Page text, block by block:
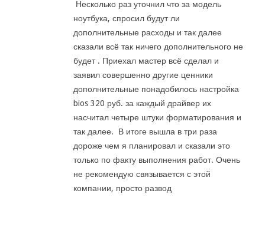
Несколько раз уточнил что за модель
ноутбука, спросил будут ли
дополнительные расходы и так далее
сказали всё так ничего дополнительного не
будет . Приехал мастер всё сделал и
заявил совершенно другие ценники
дополнительные понадобилось настройка
bios 320 руб. за каждый драйвер их
насчитал четыре штуки форматирования и
так далее. В итоге вышла в три раза
дороже чем я планировал и сказали это
только по факту выполнения работ. Очень
не рекомендую связывается с этой
компании, просто развод